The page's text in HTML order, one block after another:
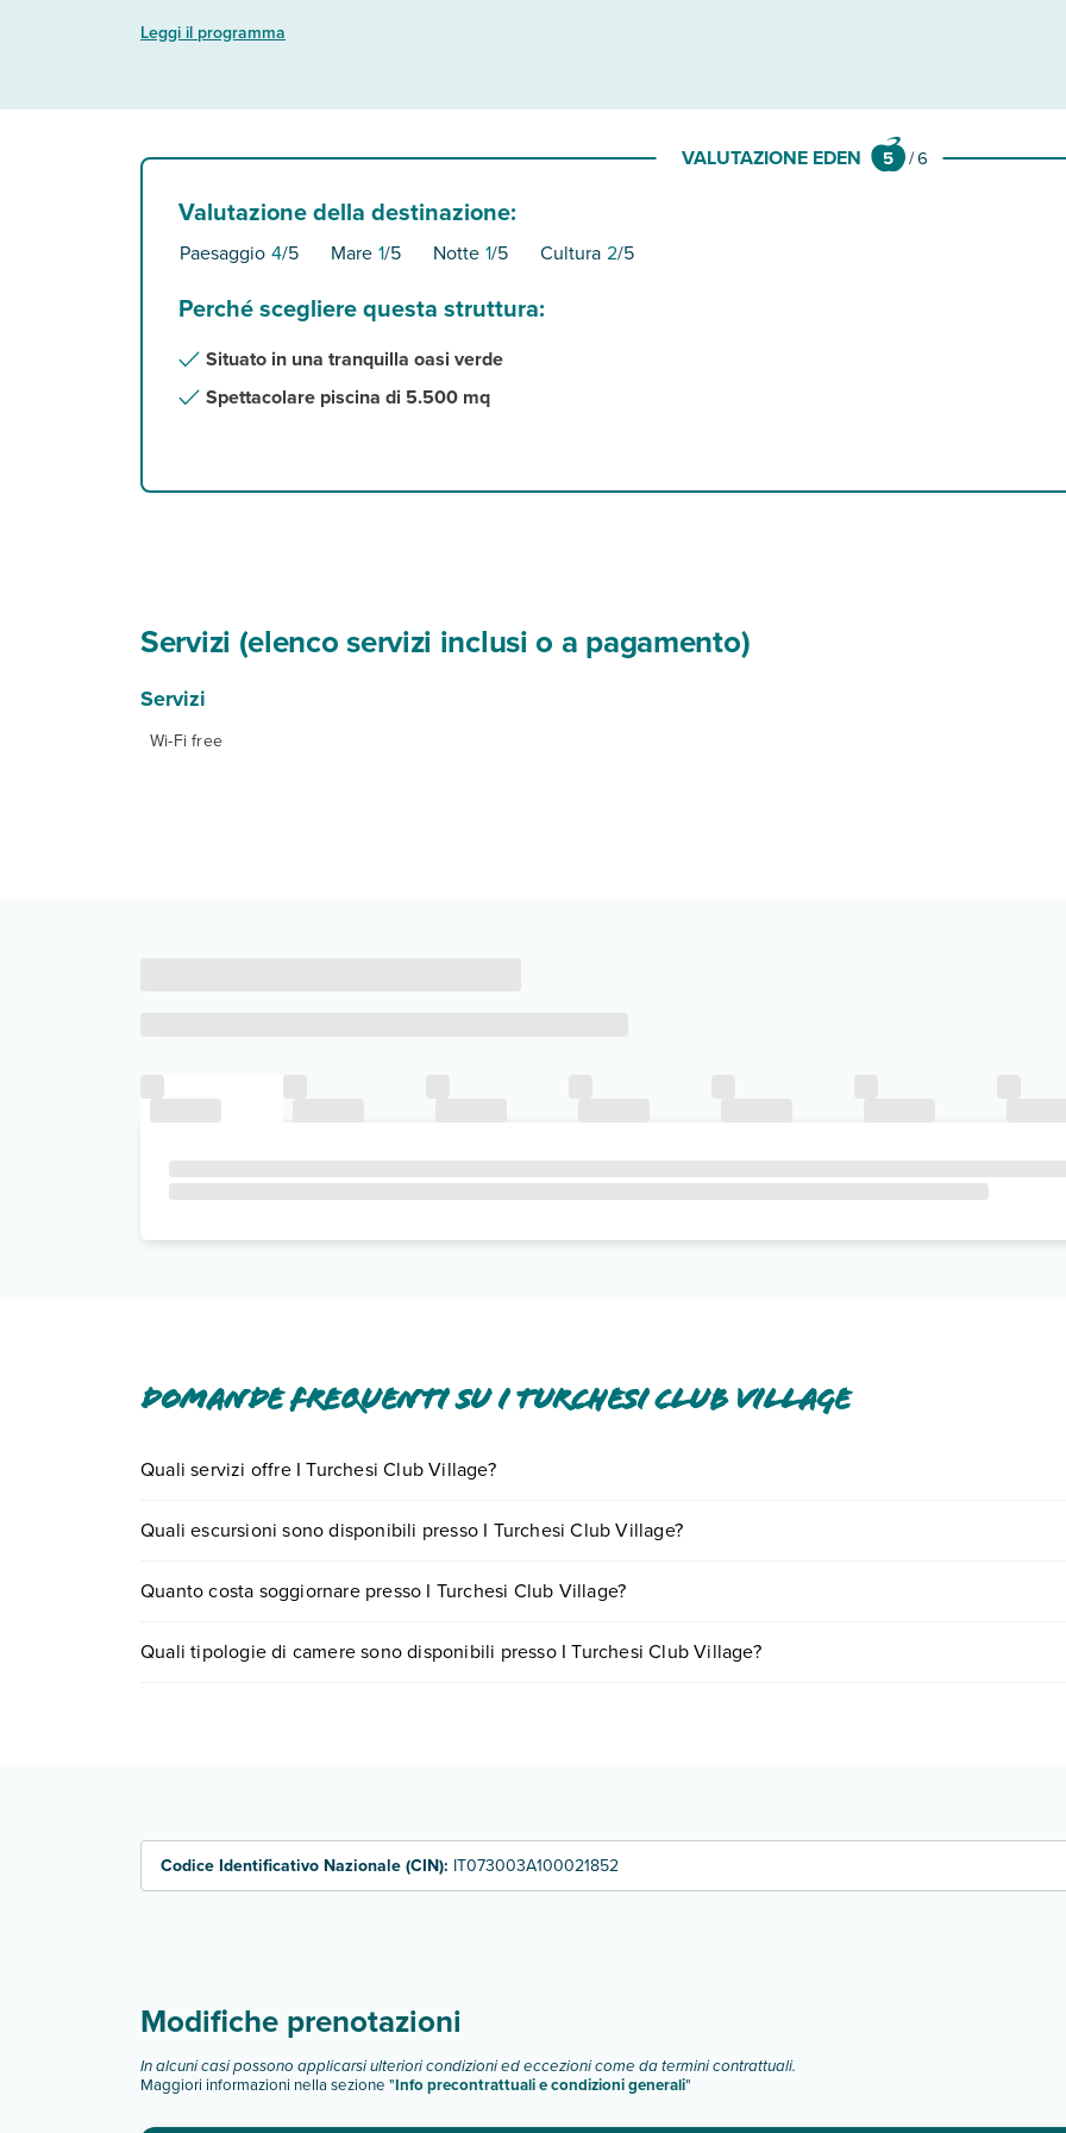
Leggi il programma
VALUTAZIONE EDEN 5 /6
Valutazione della destinazione:
Paesaggio 4/5 Mare 1/5 Notte 1/5 Cultura 2/5
Perché scegliere questa struttura:
Situato in una tranquilla oasi verde
Spettacolare piscina di 5.500 mq
Servizi (elenco servizi inclusi o a pagamento)
Servizi
Wi-Fi free
Domande frequenti su I Turchesi Club Village
Quali servizi offre I Turchesi Club Village?
Scopri tutti i dettagli nel paragrafo dedicato "Info e descrizione".
Quali escursioni sono disponibili presso I Turchesi Club Village?
0721.17231 oprenotando un appuntamento.
Quanto costa soggiornare presso I Turchesi Club Village?
quando partire.
Quali tipologie di camere sono disponibili presso I Turchesi Club Village?
Codice Identificativo Nazionale (CIN): IT073003A100021852
Modifiche prenotazioni
In alcuni casi possono applicarsi ulteriori condizioni ed eccezioni come da termini contrattuali.
Maggiori informazioni nella sezione "Info precontrattuali e condizioni generali"